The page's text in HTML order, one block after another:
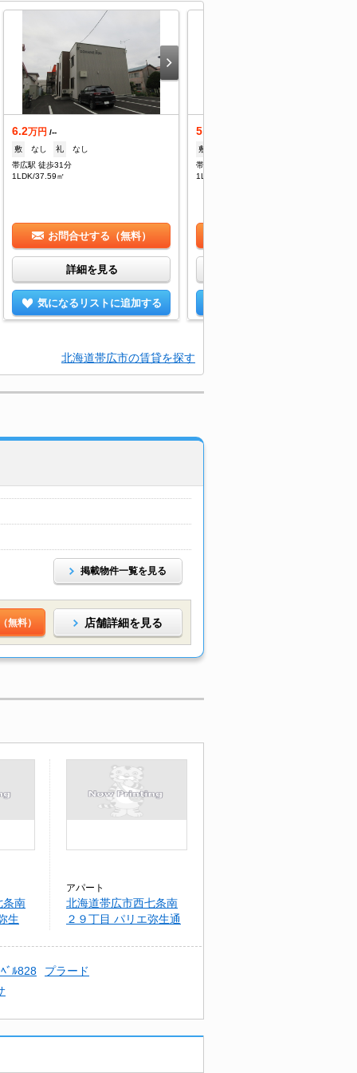
6.2万円 /--
敷
なし 礼
なし
帯広駅 徒歩31分
1LDK/37.59㎡
お問合せする（無料）
詳細を見る
気になるリストに追加する
5.9
敷
帯広駅 徒歩31分
1LDK/39.63㎡
北海道帯広市の賃貸を探す
掲載物件一覧を見る
無料） 店舗詳細を見る
条南
生
アパート
北海道帯広市西七条南
２９丁目 パリエ弥生通
ﾞﾙ828
プラード